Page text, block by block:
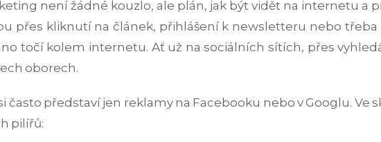
není žádné kouzlo, ale plán, jak být vidět na internetu a
přes kliknutí na článek, přihlášení k newsletteru nebo třeba
točí kolem internetu. Ať už na sociálních sítích, přes
oborech.
často představí jen reklamy na Facebooku nebo v Googlu. Ve
pilířů: